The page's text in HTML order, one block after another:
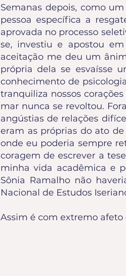
Semanas depois, como
pessoa específica a
aprovada no processo
se, investiu e apostou
aceitação me deu um
própria dela se esvaísse
conhecimento de
tranquiliza nossos
mar nunca se revoltou.
angústias de relações
eram as próprias do ato
onde eu poderia sempre
coragem de escrever a
minha vida acadêmica e
Sônia Ramalho não
Nacional de Estudos
Assim é com extremo afeto